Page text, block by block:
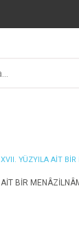
XVII. YÜZYILA AİT BİR